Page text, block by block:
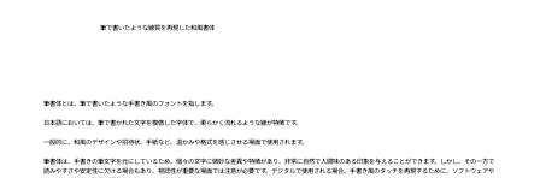
筆で書いたような線質を再現した和風書体
筆書体とは、筆で書いたような手書き風のフォントを指します。
日本語においては、筆で書かれた文字を模倣した字体で、柔らかく流れるような線が特徴です。
一般的に、和風のデザインや招待状、手紙など、温かみや格式を感じさせる場面で使用されます。
筆書体は、手書きの筆文字を元にしているため、個々の文字に微妙な差異や特徴があり、非常に自然で人間味のある印象を与えることができます。しかし、その一方で
読みやすさや安定性に欠ける場合もあり、視認性が重要な場面では注意が必要です。デジタルで使用される場合、手書き風のタッチを再現するために、ソフトウェアや